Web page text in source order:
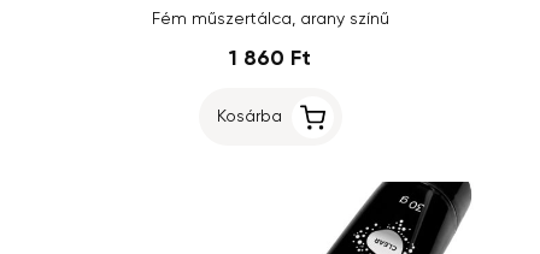
Fém műszertálca, arany színű
1 860 Ft
Kosárba